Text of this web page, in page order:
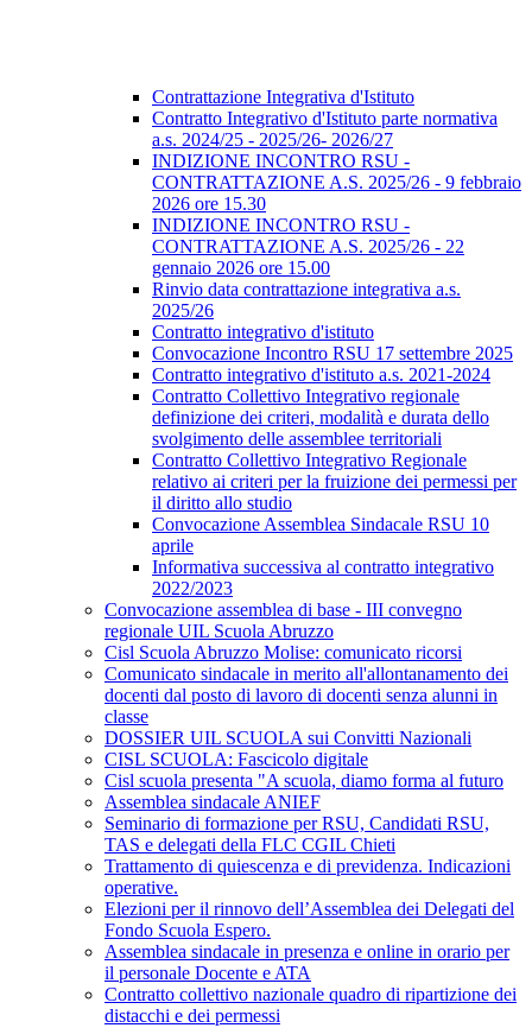
Contrattazione Integrativa d'Istituto
Contratto Integrativo d'Istituto parte normativa
a.s. 2024/25 - 2025/26- 2026/27
INDIZIONE INCONTRO RSU -
CONTRATTAZIONE A.S. 2025/26 - 9 febbraio
2026 ore 15.30
INDIZIONE INCONTRO RSU -
CONTRATTAZIONE A.S. 2025/26 - 22
gennaio 2026 ore 15.00
Rinvio data contrattazione integrativa a.s.
2025/26
Contratto integrativo d'istituto
Convocazione Incontro RSU 17 settembre 2025
Contratto integrativo d'istituto a.s. 2021-2024
Contratto Collettivo Integrativo regionale
definizione dei criteri, modalità e durata dello
svolgimento delle assemblee territoriali
Contratto Collettivo Integrativo Regionale
relativo ai criteri per la fruizione dei permessi per
il diritto allo studio
Convocazione Assemblea Sindacale RSU 10
aprile
Informativa successiva al contratto integrativo
2022/2023
Convocazione assemblea di base - III convegno
regionale UIL Scuola Abruzzo
Cisl Scuola Abruzzo Molise: comunicato ricorsi
Comunicato sindacale in merito all'allontanamento dei
docenti dal posto di lavoro di docenti senza alunni in
classe
DOSSIER UIL SCUOLA sui Convitti Nazionali
CISL SCUOLA: Fascicolo digitale
Cisl scuola presenta "A scuola, diamo forma al futuro
Assemblea sindacale ANIEF
Seminario di formazione per RSU, Candidati RSU,
TAS e delegati della FLC CGIL Chieti
Trattamento di quiescenza e di previdenza. Indicazioni
operative.
Elezioni per il rinnovo dell’Assemblea dei Delegati del
Fondo Scuola Espero.
Assemblea sindacale in presenza e online in orario per
il personale Docente e ATA
Contratto collettivo nazionale quadro di ripartizione dei
distacchi e dei permessi